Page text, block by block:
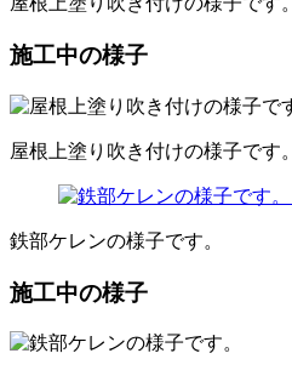
施工中の様子
屋根上塗り吹き付けの様子です。
鉄部ケレンの様子です。
施工中の様子